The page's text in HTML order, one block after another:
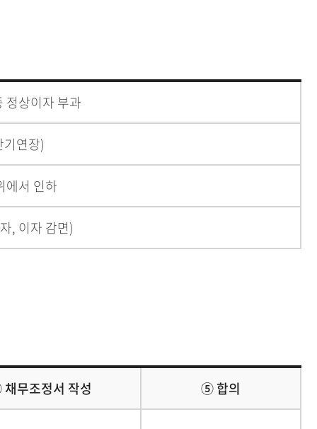
정상이자 부과
연장)
에서 인하
, 이자 감면)
무조정서 작성 ⑤ 합의